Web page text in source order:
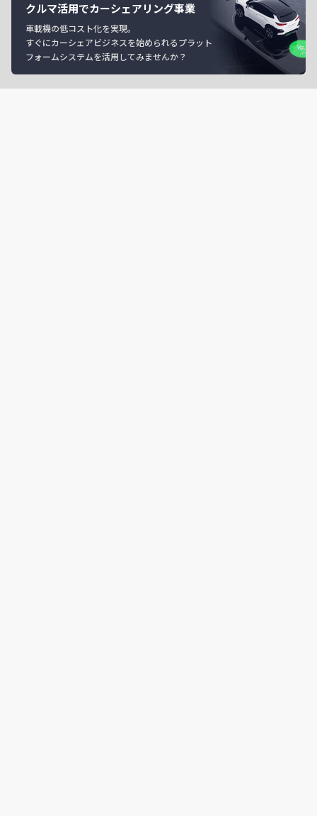
クルマ活用でカーシェアリング事業
車載機の低コスト化を実現。
すぐにカーシェアビジネスを始められるプラット
フォームシステムを活用してみませんか？